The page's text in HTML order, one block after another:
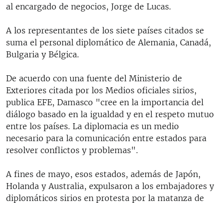
al encargado de negocios, Jorge de Lucas.
A los representantes de los siete países citados se
suma el personal diplomático de Alemania, Canadá,
Bulgaria y Bélgica.
De acuerdo con una fuente del Ministerio de
Exteriores citada por los Medios oficiales sirios,
publica EFE, Damasco "cree en la importancia del
diálogo basado en la igualdad y en el respeto mutuo
entre los países. La diplomacia es un medio
necesario para la comunicación entre estados para
resolver conflictos y problemas".
A fines de mayo, esos estados, además de Japón,
Holanda y Australia, expulsaron a los embajadores y
diplomáticos sirios en protesta por la matanza de